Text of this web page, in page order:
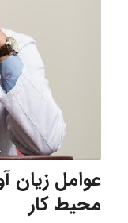
عوامل زیان
محیط کار